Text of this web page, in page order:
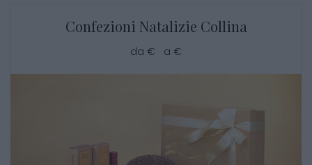
Confezioni Natalizie Collina
da € a €